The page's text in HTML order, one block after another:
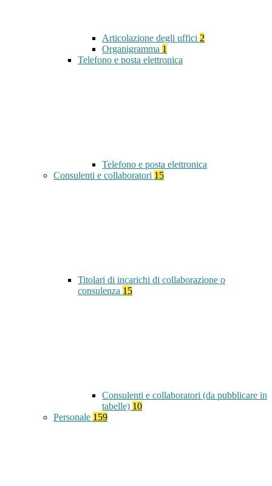
Articolazione degli uffici 2
Organigramma 1
Telefono e posta elettronica
Telefono e posta elettronica
Consulenti e collaboratori 15
Titolari di incarichi di collaborazione o
consulenza 15
Consulenti e collaboratori (da pubblicare in
tabelle) 10
Personale 159